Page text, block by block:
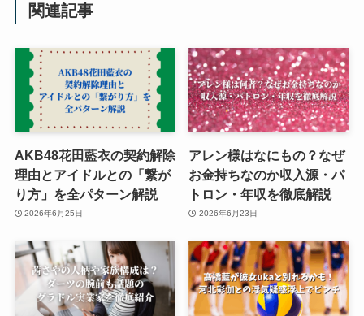
関連記事
AKB48花田藍衣の契約解除
理由とアイドルとの「繋が
り方」を全パターン解説
2026年6月25日
アレン様はなにもの？なぜ
お金持ちなのか収入源・パ
トロン・年収を徹底解説
2026年6月23日